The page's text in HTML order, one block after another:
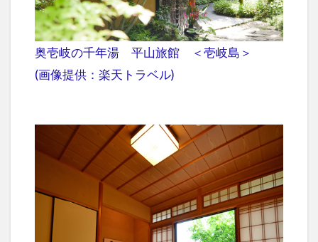
奥壱岐の千年湯 平山旅館 ＜壱岐島＞
(画像提供：楽天トラベル)